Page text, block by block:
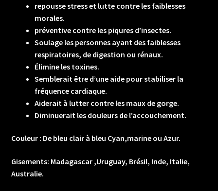
repousse stress et lutte contre les faiblesses
morales.
préventive contre les piqures d’insectes.
Soulage les personnes ayant des faiblesses
respiratoires, de digestion ou rénaux.
Élimine les toxines.
Semblerait être d’une aide pour stabiliser la
fréquence cardiaque.
Aiderait à lutter contre les maux de gorge.
Diminuerait les douleurs de l’accouchement.
Couleur : De bleu clair à bleu Cyan,marine ou Azur.
Gisements: Madagascar ,Uruguay, Brésil, Inde, Italie,
Australie.